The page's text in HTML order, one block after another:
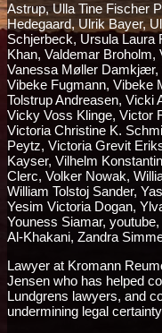
Lawyer at Kromann
Jensen who has helped
Lundgrens lawyers, and
undermining legal